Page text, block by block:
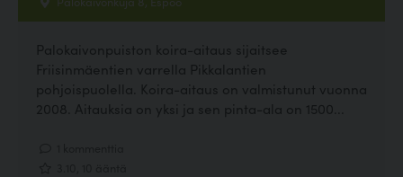
Palokaivonpuiston koira-aitaus sijaitsee
Friisinmäentien varrella Pikkalantien
pohjoispuolella. Koira-aitaus on valmistunut vuonna
2008. Aitauksia on yksi ja sen pinta-ala on 1500...